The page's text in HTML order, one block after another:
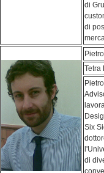
di
di
Tetra
Six
di